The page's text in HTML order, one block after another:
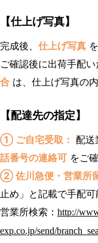
【仕上げ写真】
完成後、 仕上げ写真
ご確認後に出荷手配い
合 は、仕上げ写真の
【配達先の指定】
① ご自宅受取： 配送
話番号の連絡可 をご
② 佐川急便・営業所
止め」と記載で手配
営業所検索： http://
exp.co.jp/send/